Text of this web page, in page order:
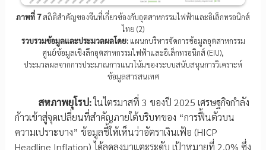
ภาพที่ 7สถิติสำคัญของจีนที่เกี่ยวข้องกับอุตสาหกรรมไฟฟ้าและอิเล็กทรอนิกส์
ไทย (2)
รวบรวมข้อมูลและประมวลผลโดย:แผนกบริหารจัดการข้อมูลอุตสาหกรรม
ศูนย์ข้อมูลเชิงลึกอุตสาหกรรมไฟฟ้าและอิเล็กทรอนิกส์ (EIU),
ประมวลผลจากการประมาณการแนวโน้มของระบบสนับสนุนการวิเคราะห์
ข้อมูลสารสนเทศ
สหภาพยุโรป:ในไตรมาสที่ 3 ของปี 2025 เศรษฐกิจกำลัง
ก้าวเข้าสู่จุดเปลี่ยนที่สำคัญภายใต้บริบทของ “การฟื้นตัวบน
ความเปราะบาง” ข้อมูลชี้ให้เห็นว่าอัตราเงินเฟ้อ (HICP
Headline Inflation) ได้ลดลงมาแตะระดับ เป้าหมายที่ 2.0% ซึ่ง